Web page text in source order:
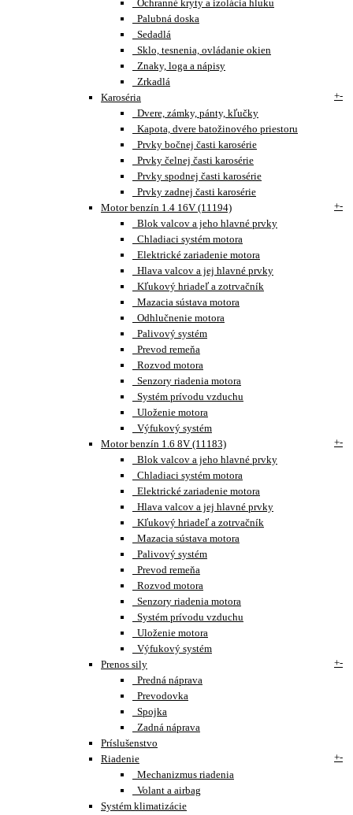
Ochranné kryty a izolácia hluku
Palubná doska
Sedadlá
Sklo, tesnenia, ovládanie okien
Znaky, loga a nápisy
Zrkadlá
Karoséria
+-
Dvere, zámky, pánty, kľučky
Kapota, dvere batožinového priestoru
Prvky bočnej časti karosérie
Prvky čelnej časti karosérie
Prvky spodnej časti karosérie
Prvky zadnej časti karosérie
Motor benzín 1.4 16V (11194)
+-
Blok valcov a jeho hlavné prvky
Chladiaci systém motora
Elektrické zariadenie motora
Hlava valcov a jej hlavné prvky
Kľukový hriadeľ a zotrvačník
Mazacia sústava motora
Odhlučnenie motora
Palivový systém
Prevod remeňa
Rozvod motora
Senzory riadenia motora
Systém prívodu vzduchu
Uloženie motora
Výfukový systém
Motor benzín 1.6 8V (11183)
+-
Blok valcov a jeho hlavné prvky
Chladiaci systém motora
Elektrické zariadenie motora
Hlava valcov a jej hlavné prvky
Kľukový hriadeľ a zotrvačník
Mazacia sústava motora
Palivový systém
Prevod remeňa
Rozvod motora
Senzory riadenia motora
Systém prívodu vzduchu
Uloženie motora
Výfukový systém
Prenos sily
+-
Predná náprava
Prevodovka
Spojka
Zadná náprava
Príslušenstvo
Riadenie
+-
Mechanizmus riadenia
Volant a airbag
Systém klimatizácie